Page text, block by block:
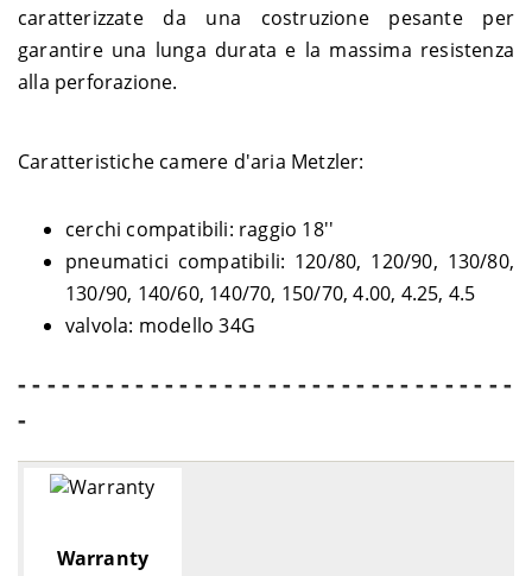
caratterizzate da una costruzione pesante per
garantire una lunga durata e la massima resistenza
alla perforazione.
Caratteristiche camere d'aria Metzler:
cerchi compatibili: raggio 18''
pneumatici compatibili: 120/80, 120/90, 130/80,
130/90, 140/60, 140/70, 150/70, 4.00, 4.25, 4.5
valvola: modello 34G
- - - - - - - - - - - - - - - - - - - - - - - - - - - - - - - - - -
-
Warranty